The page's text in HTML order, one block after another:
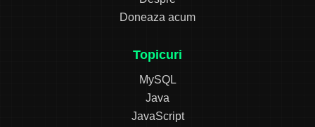
Doneaza acum
Topicuri
MySQL
Java
JavaScript